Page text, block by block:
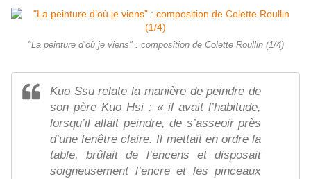
"La peinture d’où je viens" : composition de Colette Roullin (1/4)
Kuo Ssu relate la manière de peindre de
son père Kuo Hsi : « il avait l’habitude,
lorsqu’il allait peindre, de s’asseoir près
d’une fenêtre claire. Il mettait en ordre la
table, brûlait de l’encens et disposait
soigneusement l’encre et les pinceaux